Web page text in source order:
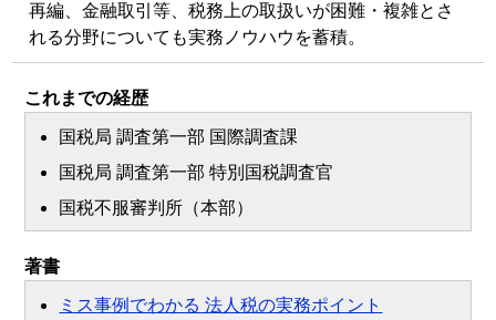
再編、金融取引等、税務上の取扱いが困難・複雑とさ
れる分野についても実務ノウハウを蓄積。
これまでの経歴
国税局 調査第一部 国際調査課
国税局 調査第一部 特別国税調査官
国税不服審判所（本部）
著書
ミス事例でわかる 法人税の実務ポイント